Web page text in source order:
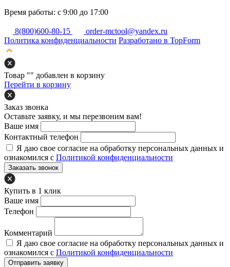
Время работы: с 9:00 до 17:00
8(800)600-80-15
order-mctool@yandex.ru
Политика конфиденциальности Разработано в TopForm
Товар "" добавлен в корзину
Перейти в корзину
Заказ звонка
Оставьте заявку, и мы перезвоним вам!
Ваше имя
Контактный телефон
Я даю свое согласие на обработку персональных данных и
ознакомился с Политикой конфиденциальности
Заказать звонок
Купить в 1 клик
Ваше имя
Телефон
Комментарий
Я даю свое согласие на обработку персональных данных и
ознакомился с Политикой конфиденциальности
Отправить заявку